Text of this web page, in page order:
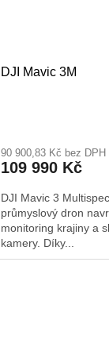
DJI Mavic 3M
90 900,83 Kč bez DPH
109 990 Kč
DJI Mavic 3
průmyslový dron
monitoring krajiny a
kamery. Díky...